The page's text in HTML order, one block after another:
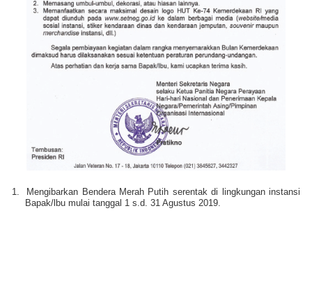
1.
Mengibarkan Bendera Merah Putih serentak di lingkungan instansi
Bapak/lbu mulai tanggal 1 s.d. 31 Agustus 2019.